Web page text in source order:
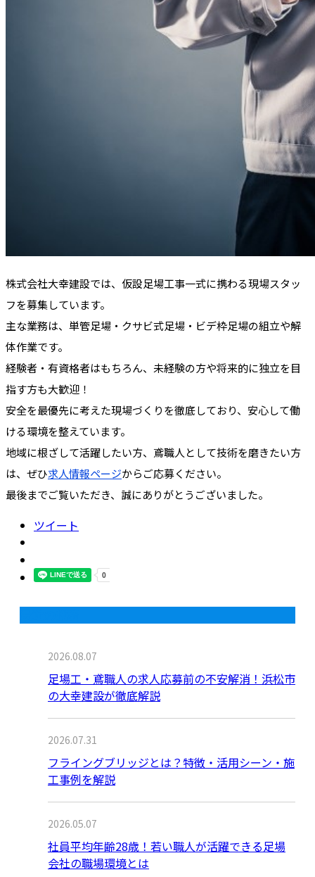
株式会社大幸建設では、仮設足場工事一式に携わる現場スタッ
フを募集しています。
主な業務は、単管足場・クサビ式足場・ビデ枠足場の組立や解
体作業です。
経験者・有資格者はもちろん、未経験の方や将来的に独立を目
指す方も大歓迎！
安全を最優先に考えた現場づくりを徹底しており、安心して働
ける環境を整えています。
地域に根ざして活躍したい方、鳶職人として技術を磨きたい方
は、ぜひ求人情報ページからご応募ください。
最後までご覧いただき、誠にありがとうございました。
ツイート
2026.08.07
足場工・鳶職人の求人応募前の不安解消！浜松市
の大幸建設が徹底解説
2026.07.31
フライングブリッジとは？特徴・活用シーン・施
工事例を解説
2026.05.07
社員平均年齢28歳！若い職人が活躍できる足場
会社の職場環境とは